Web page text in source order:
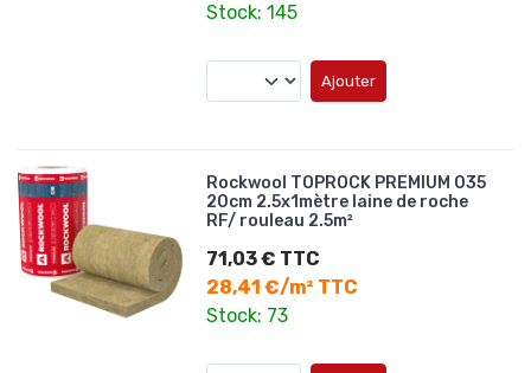
Stock: 145
Ajouter
Rockwool TOPROCK PREMIUM 035
20cm 2.5x1mètre laine de roche
RF/ rouleau 2.5m²
71,03 € TTC
28,41 €/m² TTC
Stock: 73